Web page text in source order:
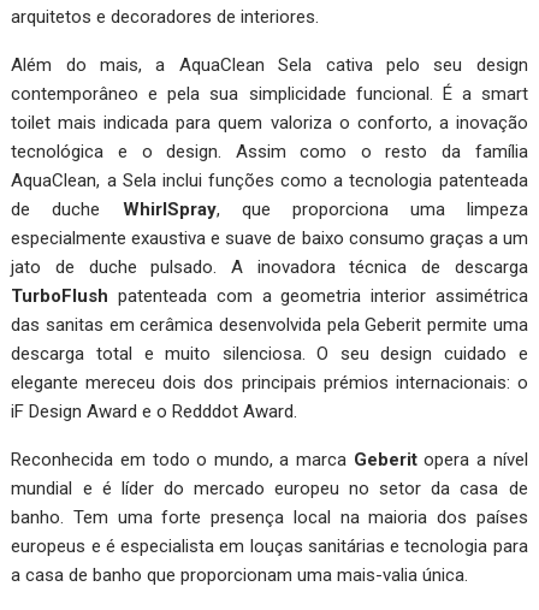
arquitetos e decoradores de interiores.
Além do mais, a AquaClean Sela cativa pelo seu design
contemporâneo e pela sua simplicidade funcional. É a smart
toilet mais indicada para quem valoriza o conforto, a inovação
tecnológica e o design. Assim como o resto da família
AquaClean, a Sela inclui funções como a tecnologia patenteada
de duche WhirlSpray, que proporciona uma limpeza
especialmente exaustiva e suave de baixo consumo graças a um
jato de duche pulsado. A inovadora técnica de descarga
TurboFlush patenteada com a geometria interior assimétrica
das sanitas em cerâmica desenvolvida pela Geberit permite uma
descarga total e muito silenciosa. O seu design cuidado e
elegante mereceu dois dos principais prémios internacionais: o
iF Design Award e o Redddot Award.
Reconhecida em todo o mundo, a marca Geberitopera a nível
mundial e é líder do mercado europeu no setor da casa de
banho. Tem uma forte presença local na maioria dos países
europeus e é especialista em louças sanitárias e tecnologia para
a casa de banho que proporcionam uma mais-valia única.